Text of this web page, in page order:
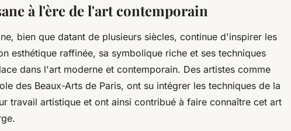
à l'ère de l'art contemporain
bien que datant de plusieurs siècles, continue d'inspirer les
esthétique raffinée, sa symbolique riche et ses techniques
dans l'art moderne et contemporain. Des artistes comme
des Beaux-Arts de Paris, ont su intégrer les techniques de la
travail artistique et ont ainsi contribué à faire connaître cet art